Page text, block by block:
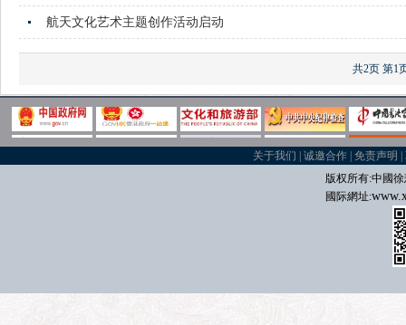
航天文化艺术主题创作活动启动
共2页 第1
关于我们 |诚邀合作 |免责声明 |
版权所有:中國
國际網址: